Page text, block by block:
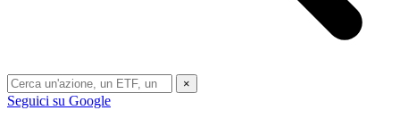
×
Seguici su Google